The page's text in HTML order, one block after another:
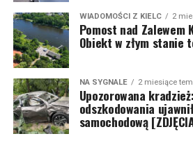
WIADOMOŚCI Z KIELC 2
Pomost nad Zalewem
Obiekt w złym stanie
NA SYGNALE 2 miesiące
Upozorowana
odszkodowania
samochodową